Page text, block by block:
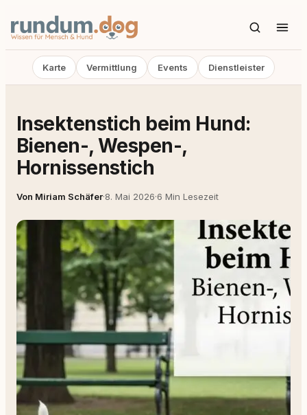
Karte Vermittlung Events Dienstleister
Insektenstich beim Hund:
Bienen-, Wespen-,
Hornissenstich
Von Miriam Schäfer·8. Mai 2026·6 Min Lesezeit